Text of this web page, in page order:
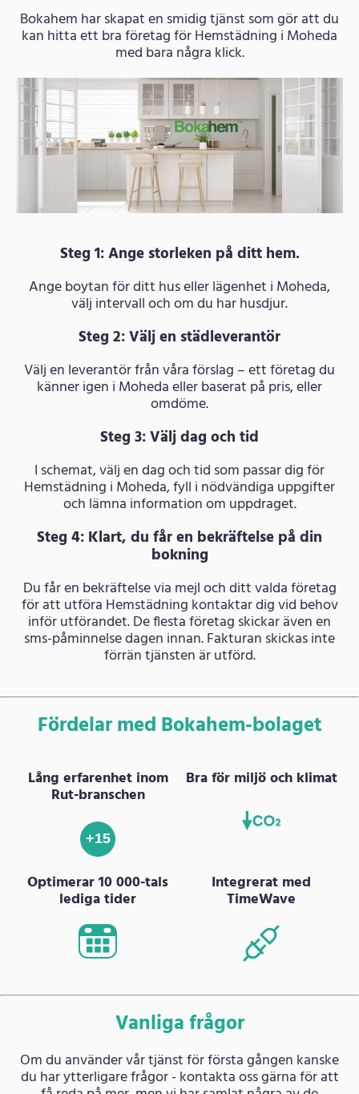
Bokahem har skapat en smidig tjänst som gör att du
kan hitta ett bra företag för Hemstädning i Moheda
med bara några klick.
Steg 1: Ange storleken på ditt hem.
Ange boytan för ditt hus eller lägenhet i Moheda,
välj intervall och om du har husdjur.
Steg 2: Välj en städleverantör
Välj en leverantör från våra förslag – ett företag du
känner igen i Moheda eller baserat på pris, eller
omdöme.
Steg 3: Välj dag och tid
I schemat, välj en dag och tid som passar dig för
Hemstädning i Moheda, fyll i nödvändiga uppgifter
och lämna information om uppdraget.
Steg 4: Klart, du får en bekräftelse på din
bokning
Du får en bekräftelse via mejl och ditt valda företag
för att utföra Hemstädning kontaktar dig vid behov
inför utförandet. De flesta företag skickar även en
sms-påminnelse dagen innan. Fakturan skickas inte
förrän tjänsten är utförd.
Fördelar med Bokahem-bolaget
Lång erfarenhet inom
Rut-branschen
+15
Bra för miljö och klimat
Optimerar 10 000-tals
lediga tider
Integrerat med
TimeWave
Vanliga frågor
Om du använder vår tjänst för första gången kanske
du har ytterligare frågor - kontakta oss gärna för att